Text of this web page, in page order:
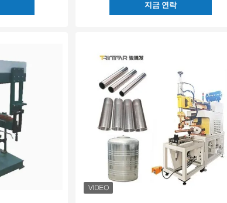
지금 연락